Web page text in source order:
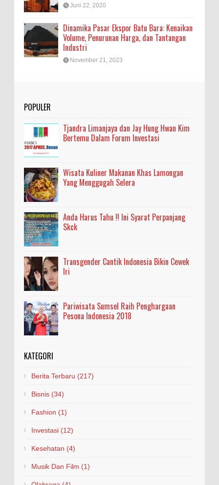
Juni 22, 2020
Dinamika Pasar Ekspor Batu Bara: Kenaikan
Volume, Penurunan Harga, dan Tantangan
Industri
November 21, 2023
POPULER
Tjandra Limanjaya dan Jay Hung Hwan Kim
Bertemu Dalam Forum Investasi
Wisata Kuliner Makanan Khas Lamongan
Yang Menggugah Selera
Anda Harus Tahu !! Ini Syarat Perpanjang
Skck
Transgender Cantik Indonesia Bikin Cewek
Iri
Pariwisata Sumsel Raih Penghargaan
Pesona Indonesia 2018
KATEGORI
Berita Terbaru (217)
Bisnis (34)
Fashion (1)
Investasi (12)
Kesehatan (4)
Musik Dan Film (1)